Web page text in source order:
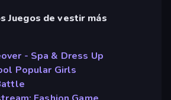
Juegos de vestir más
- Spa & Dress Up
Popular Girls